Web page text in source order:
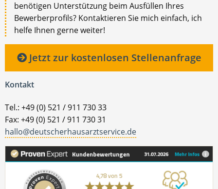
benötigen Unterstützung beim Ausfüllen Ihres
Bewerberprofils? Kontaktieren Sie mich einfach, ich
helfe Ihnen gerne weiter!
Jetzt zur kostenlosen Stellenanfrage
Kontakt
Tel.: +49 (0) 521 / 911 730 33
Fax: +49 (0) 521 / 911 730 31
hallo@deutscherhausarztservice.de